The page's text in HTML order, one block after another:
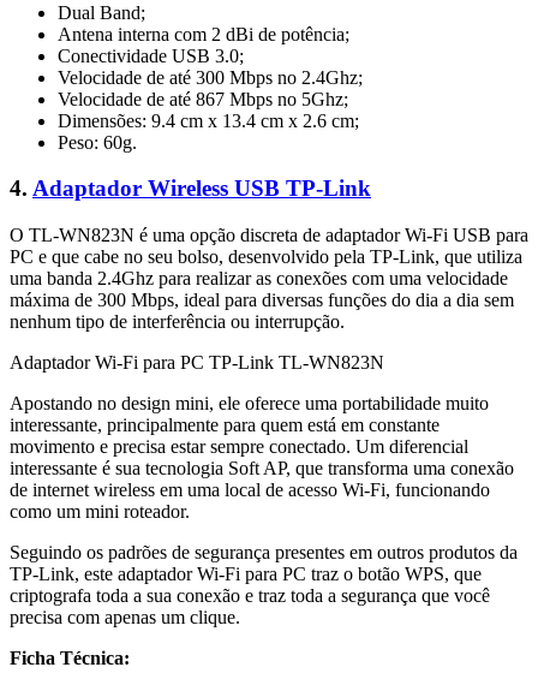
Dual Band;
Antena interna com 2 dBi de potência;
Conectividade USB 3.0;
Velocidade de até 300 Mbps no 2.4Ghz;
Velocidade de até 867 Mbps no 5Ghz;
Dimensões: 9.4 cm x 13.4 cm x 2.6 cm;
Peso: 60g.
4. Adaptador Wireless USB TP-Link
O TL-WN823N é uma opção discreta de adaptador Wi-Fi USB para
PC e que cabe no seu bolso, desenvolvido pela TP-Link, que utiliza
uma banda 2.4Ghz para realizar as conexões com uma velocidade
máxima de 300 Mbps, ideal para diversas funções do dia a dia sem
nenhum tipo de interferência ou interrupção.
Adaptador Wi-Fi para PC TP-Link TL-WN823N
Apostando no design mini, ele oferece uma portabilidade muito
interessante, principalmente para quem está em constante
movimento e precisa estar sempre conectado. Um diferencial
interessante é sua tecnologia Soft AP, que transforma uma conexão
de internet wireless em uma local de acesso Wi-Fi, funcionando
como um mini roteador.
Seguindo os padrões de segurança presentes em outros produtos da
TP-Link, este adaptador Wi-Fi para PC traz o botão WPS, que
criptografa toda a sua conexão e traz toda a segurança que você
precisa com apenas um clique.
Ficha Técnica: